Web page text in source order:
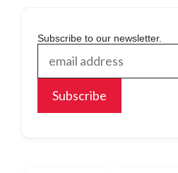
Subscribe to our newsletter.